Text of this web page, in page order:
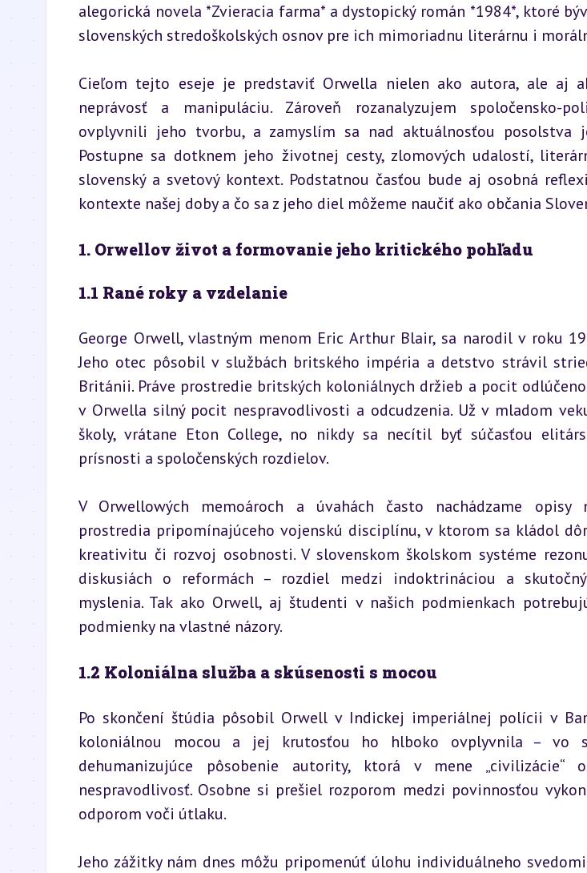
alegorická novela *Zvieracia farma* a dystopický román *1984*, ktoré
slovenských stredoškolských osnov pre ich mimoriadnu literárnu i
Cieľom tejto eseje je predstaviť Orwella nielen ako autora, ale aj
neprávosť a manipuláciu. Zároveň rozanalyzujem spoločensko-
ovplyvnili jeho tvorbu, a zamyslím sa nad aktuálnosťou posolstva
Postupne sa dotknem jeho životnej cesty, zlomových udalostí,
slovenský a svetový kontext. Podstatnou časťou bude aj osobná
kontexte našej doby a čo sa z jeho diel môžeme naučiť ako občania
1. Orwellov život a formovanie jeho kritického pohľadu
1.1 Rané roky a vzdelanie
George Orwell, vlastným menom Eric Arthur Blair, sa narodil v roku
Jeho otec pôsobil v službách britského impéria a detstvo strávil
Británii. Práve prostredie britských koloniálnych držieb a pocit
v Orwella silný pocit nespravodlivosti a odcudzenia. Už v mladom
školy, vrátane Eton College, no nikdy sa necítil byť súčasťou
prísnosti a spoločenských rozdielov.
V Orwellowých memoároch a úvahách často nachádzame opisy
prostredia pripomínajúceho vojenskú disciplínu, v ktorom sa kládol
kreativitu či rozvoj osobnosti. V slovenskom školskom systéme
diskusiách o reformách – rozdiel medzi indoktrináciou a
myslenia. Tak ako Orwell, aj študenti v našich podmienkach
podmienky na vlastné názory.
1.2 Koloniálna služba a skúsenosti s mocou
Po skončení štúdia pôsobil Orwell v Indickej imperiálnej polícii v
koloniálnou mocou a jej krutosťou ho hlboko ovplyvnila – vo
dehumanizujúce pôsobenie autority, ktorá v mene „civilizácie“
nespravodlivosť. Osobne si prešiel rozporom medzi povinnosťou
odporom voči útlaku.
Jeho zážitky nám dnes môžu pripomenúť úlohu individuálneho